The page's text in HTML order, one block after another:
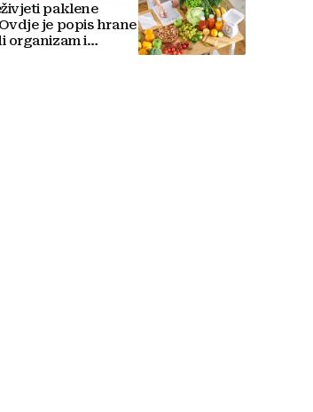
paklene
je popis hrane
organizam i